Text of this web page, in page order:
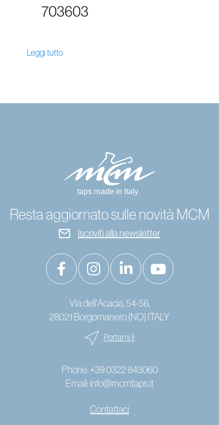
703603
Leggi tutto
Resta aggiornato sulle novità MCM
Iscriviti alla newsletter
Via dell'Acacia, 54-56,
28021 Borgomanero (NO) ITALY
Portami li
Phone: +39 0322 843060
Email: info@mcmtaps.it
Contattaci